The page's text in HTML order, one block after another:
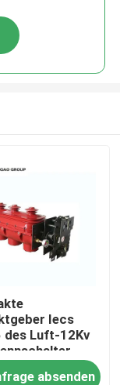
Iecs
des Luft-12Kv
absenden